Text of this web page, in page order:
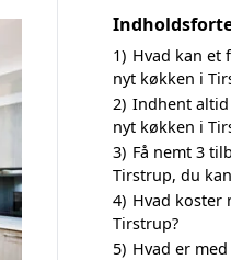
1) Hvad kan et
nyt køkken i
2) Indhent
nyt køkken i
3) Få nemt 3
Tirstrup, du
4) Hvad koster
Tirstrup?
5) Hvad er